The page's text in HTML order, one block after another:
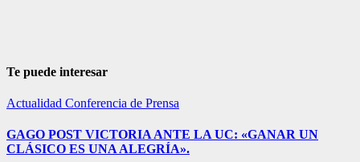
Te puede interesar
Actualidad Conferencia de Prensa
GAGO POST VICTORIA ANTE LA UC: «GANAR UN
CLÁSICO ES UNA ALEGRÍA».